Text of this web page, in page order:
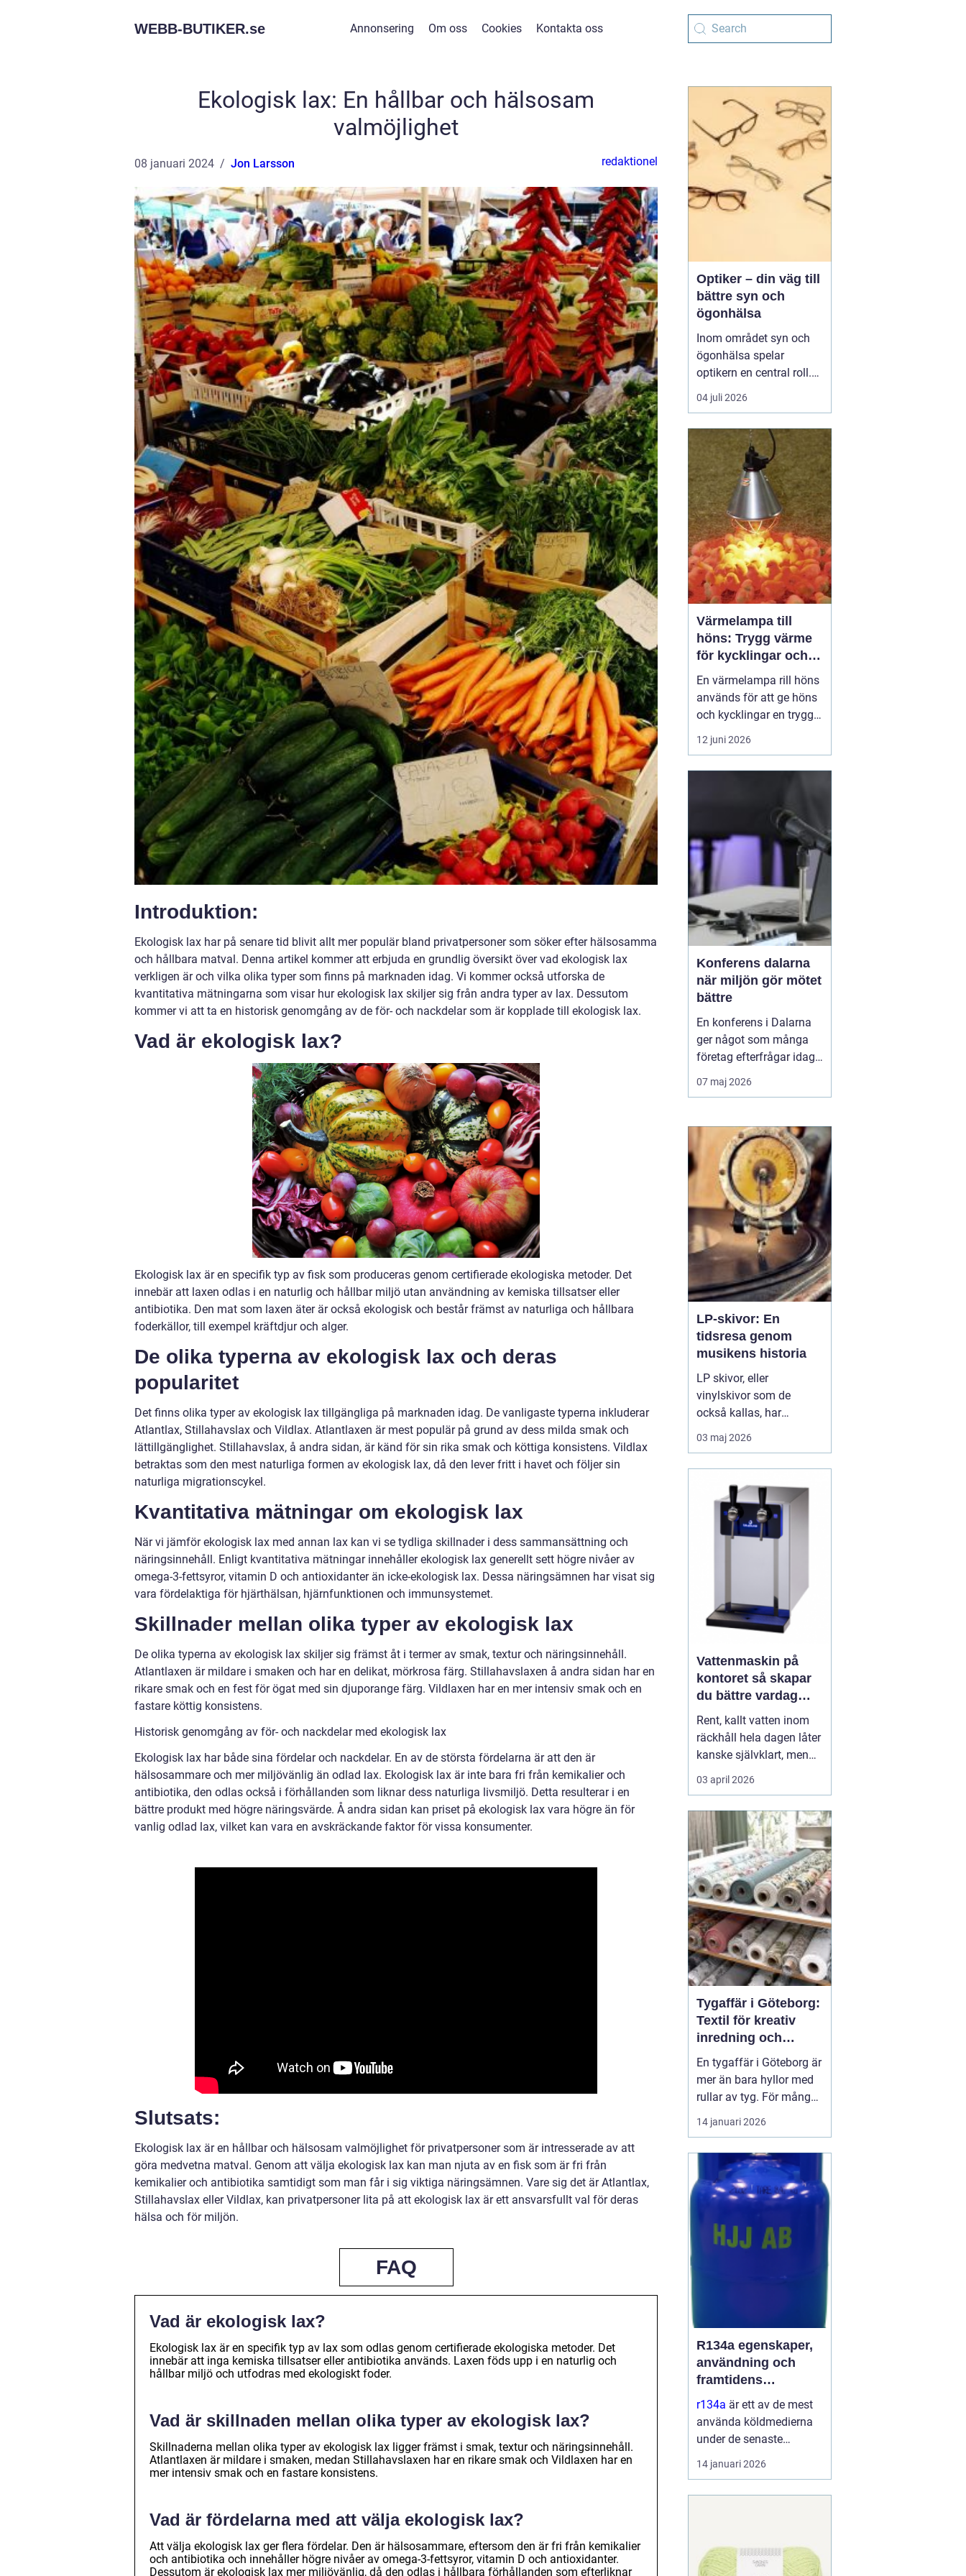
WEBB-BUTIKER.se Annonsering Om oss Cookies Kontakta oss
Ekologisk lax: En hållbar och hälsosam
valmöjlighet
08 januari 2024 Jon Larsson redaktionel
Introduktion:
Ekologisk lax har på senare tid blivit allt mer populär bland privatpersoner som söker efter hälsosamma
och hållbara matval. Denna artikel kommer att erbjuda en grundlig översikt över vad ekologisk lax
verkligen är och vilka olika typer som finns på marknaden idag. Vi kommer också utforska de
kvantitativa mätningarna som visar hur ekologisk lax skiljer sig från andra typer av lax. Dessutom
kommer vi att ta en historisk genomgång av de för- och nackdelar som är kopplade till ekologisk lax.
Vad är ekologisk lax?
Ekologisk lax är en specifik typ av fisk som produceras genom certifierade ekologiska metoder. Det
innebär att laxen odlas i en naturlig och hållbar miljö utan användning av kemiska tillsatser eller
antibiotika. Den mat som laxen äter är också ekologisk och består främst av naturliga och hållbara
foderkällor, till exempel kräftdjur och alger.
De olika typerna av ekologisk lax och deras
popularitet
Det finns olika typer av ekologisk lax tillgängliga på marknaden idag. De vanligaste typerna inkluderar
Atlantlax, Stillahavslax och Vildlax. Atlantlaxen är mest populär på grund av dess milda smak och
lättillgänglighet. Stillahavslax, å andra sidan, är känd för sin rika smak och köttiga konsistens. Vildlax
betraktas som den mest naturliga formen av ekologisk lax, då den lever fritt i havet och följer sin
naturliga migrationscykel.
Kvantitativa mätningar om ekologisk lax
När vi jämför ekologisk lax med annan lax kan vi se tydliga skillnader i dess sammansättning och
näringsinnehåll. Enligt kvantitativa mätningar innehåller ekologisk lax generellt sett högre nivåer av
omega-3-fettsyror, vitamin D och antioxidanter än icke-ekologisk lax. Dessa näringsämnen har visat sig
vara fördelaktiga för hjärthälsan, hjärnfunktionen och immunsystemet.
Skillnader mellan olika typer av ekologisk lax
De olika typerna av ekologisk lax skiljer sig främst åt i termer av smak, textur och näringsinnehåll.
Atlantlaxen är mildare i smaken och har en delikat, mörkrosa färg. Stillahavslaxen å andra sidan har en
rikare smak och en fest för ögat med sin djuporange färg. Vildlaxen har en mer intensiv smak och en
fastare köttig konsistens.
Historisk genomgång av för- och nackdelar med ekologisk lax
Ekologisk lax har både sina fördelar och nackdelar. En av de största fördelarna är att den är
hälsosammare och mer miljövänlig än odlad lax. Ekologisk lax är inte bara fri från kemikalier och
antibiotika, den odlas också i förhållanden som liknar dess naturliga livsmiljö. Detta resulterar i en
bättre produkt med högre näringsvärde. Å andra sidan kan priset på ekologisk lax vara högre än för
vanlig odlad lax, vilket kan vara en avskräckande faktor för vissa konsumenter.
Slutsats:
Ekologisk lax är en hållbar och hälsosam valmöjlighet för privatpersoner som är intresserade av att
göra medvetna matval. Genom att välja ekologisk lax kan man njuta av en fisk som är fri från
kemikalier och antibiotika samtidigt som man får i sig viktiga näringsämnen. Vare sig det är Atlantlax,
Stillahavslax eller Vildlax, kan privatpersoner lita på att ekologisk lax är ett ansvarsfullt val för deras
hälsa och för miljön.
FAQ
Vad är ekologisk lax?
Ekologisk lax är en specifik typ av lax som odlas genom certifierade ekologiska metoder. Det
innebär att inga kemiska tillsatser eller antibiotika används. Laxen föds upp i en naturlig och
hållbar miljö och utfodras med ekologiskt foder.
Vad är skillnaden mellan olika typer av ekologisk lax?
Skillnaderna mellan olika typer av ekologisk lax ligger främst i smak, textur och näringsinnehåll.
Atlantlaxen är mildare i smaken, medan Stillahavslaxen har en rikare smak och Vildlaxen har en
mer intensiv smak och en fastare konsistens.
Vad är fördelarna med att välja ekologisk lax?
Att välja ekologisk lax ger flera fördelar. Den är hälsosammare, eftersom den är fri från kemikalier
och antibiotika och innehåller högre nivåer av omega-3-fettsyror, vitamin D och antioxidanter.
Dessutom är ekologisk lax mer miljövänlig, då den odlas i hållbara förhållanden som efterliknar
Optiker – din väg till
bättre syn och
ögonhälsa
Inom området syn och
ögonhälsa spelar
optikern en central roll.
Genom att regelbundet
besöka en optiker kan
kontrollerad, rådgivning
om synhjälpmedel samt
upprätthålla en god
ögonh&...
04 juli 2026
Värmelampa till
höns: Trygg värme
för kycklingar och
vuxna höns
En värmelampa rill höns
används för att ge höns
och kycklingar en trygg
och jämn värme när
omgivningstemperature
12 juni 2026
Konferens dalarna
när miljön gör mötet
bättre
En konferens i Dalarna
ger något som många
företag efterfrågar idag:
fokus, lugn och
upplevelser som faktiskt
varandra.
Kombinationen av
levande kultur, starka
traditioner och
storslagen natur skapar
en miljö där idéer får
fäste...
07 maj 2026
LP-skivor: En
tidsresa genom
musikens historia
LP skivor, eller
vinylskivor som de
också kallas, har
genomgått en förnyad
popularitet de senaste
digitaliseringen av musik
har dessa analoga
medier behållit sin plats i
många musikälskares
03 maj 2026
Vattenmaskin på
kontoret så skapar
du bättre vardag
med friskt vatten
Rent, kallt vatten inom
räckhåll hela dagen låter
kanske självklart, men
många arbetsplatser
saknar en genomtänkt
Envattenmaskingör mer
än att bara servera va...
03 april 2026
Tygaffär i Göteborg:
Textil för kreativ
inredning och
hållbara projekt
En tygaffär i Göteborg är
mer än bara hyllor med
rullar av tyg. För många
är den en kreativ
verkstad, en
samarbetspartner i både
små och stora
inredningsprojekt. När
14 januari 2026
R134a egenskaper,
användning och
framtidens
alternativ
r134a är ett av de mest
använda köldmedierna
under de senaste
decennierna. Det har
haft en central roll i kyl-
kommersiella kylmöbler
och värmepumpar. Sa...
14 januari 2026